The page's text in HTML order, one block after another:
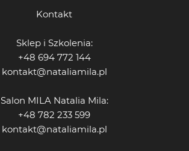
Kontakt
Sklep i Szkolenia:
+48 694 772 144
kontakt@nataliamila.pl
Salon MILA Natalia Mila:
+48 782 233 599
kontakt@nataliamila.pl